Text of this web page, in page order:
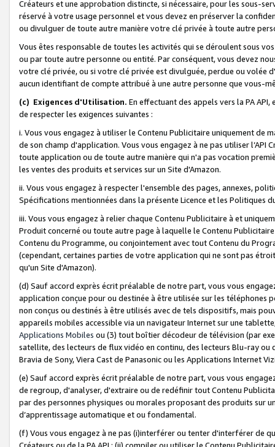
Créateurs et une approbation distincte, si nécessaire, pour les sous-
réservé à votre usage personnel et vous devez en préserver la
ou divulguer de toute autre manière votre clé privée à toute autre
Vous êtes responsable de toutes les activités qui se déroulent sous
ou par toute autre personne ou entité. Par conséquent, vous devez
votre clé privée, ou si votre clé privée est divulguée, perdue ou volée
aucun identifiant de compte attribué à une autre personne que vous-
(c) Exigences d'Utilisation. En effectuant des appels vers la PA
de respecter les exigences suivantes :
i. Vous vous engagez à utiliser le Contenu Publicitaire uniquement de
de son champ d'application. Vous vous engagez à ne pas utiliser l’API
toute application ou de toute autre manière qui n'a pas vocation
les ventes des produits et services sur un Site d'Amazon.
ii. Vous vous engagez à respecter l'ensemble des pages, annexes,
Spécifications mentionnées dans la présente Licence et les Politiques
iii. Vous vous engagez à relier chaque Contenu Publicitaire à et
Produit concerné ou toute autre page à laquelle le Contenu
Contenu du Programme, ou conjointement avec tout Contenu du
(cependant, certaines parties de votre application qui ne sont pas
qu'un Site d'Amazon).
(d) Sauf accord exprès écrit préalable de notre part, vous vous
application conçue pour ou destinée à être utilisée sur les téléphones
non conçus ou destinés à être utilisés avec de tels dispositifs, mais
appareils mobiles accessible via un navigateur Internet sur une
Applications Mobiles ou (3) tout boîtier décodeur de télévision (par
satellite, des lecteurs de flux vidéo en continu, des lecteurs Blu-ray
Bravia de Sony, Viera Cast de Panasonic ou les Applications Internet
(e) Sauf accord exprès écrit préalable de notre part, vous vous
de regroup, d'analyser, d'extraire ou de redéfinir tout Contenu
par des personnes physiques ou morales proposant des produits sur
d’apprentissage automatique et ou fondamental.
(f) Vous vous engagez à ne pas (i)interférer ou tenter d'interférer de
Créateurs ou de la PA API ; (ii) compiler ou utiliser le Contenu